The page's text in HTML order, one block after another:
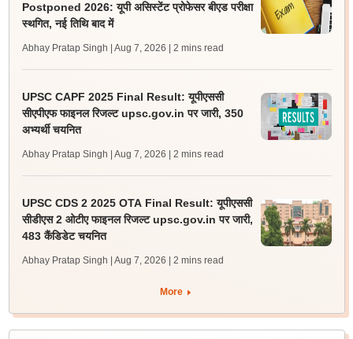
Postponed 2026: यूपी असिस्टेंट प्रोफेसर बीएड परीक्षा
स्थगित, नई तिथि बाद में
Abhay Pratap Singh | Aug 7, 2026 | 2 mins read
UPSC CAPF 2025 Final Result: यूपीएससी
सीएपीएफ फाइनल रिजल्ट upsc.gov.in पर जारी, 350
अभ्यर्थी चयनित
Abhay Pratap Singh | Aug 7, 2026 | 2 mins read
UPSC CDS 2 2025 OTA Final Result: यूपीएससी
सीडीएस 2 ओटीए फाइनल रिजल्ट upsc.gov.in पर जारी,
483 कैंडिडेट चयनित
Abhay Pratap Singh | Aug 7, 2026 | 2 mins read
More